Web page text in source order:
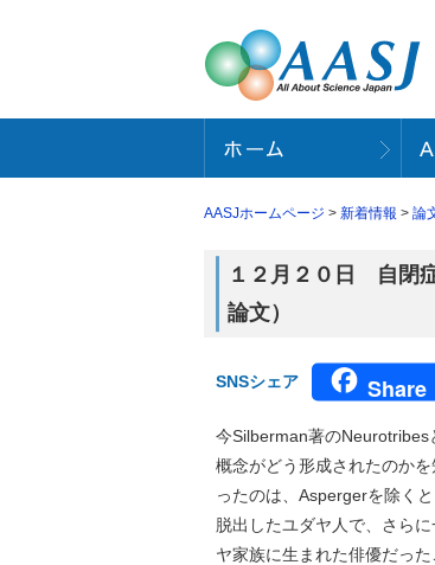
AASJホームページ > 新着情報 > 論
１２月２０日 自閉
論文）
SNSシェア Share
今Silberman著のNeurotribes
概念がどう形成されたのか
ったのは、Aspergerを除く
脱出したユダヤ人で、さら
ヤ家族に生まれた俳優だっ